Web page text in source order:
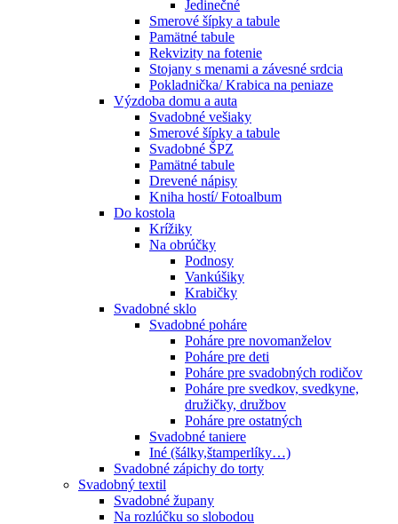
Jedinečné
Smerové šípky a tabule
Pamätné tabule
Rekvizity na fotenie
Stojany s menami a závesné srdcia
Pokladnička/ Krabica na peniaze
Výzdoba domu a auta
Svadobné vešiaky
Smerové šípky a tabule
Svadobné ŠPZ
Pamätné tabule
Drevené nápisy
Kniha hostí/ Fotoalbum
Do kostola
Krížiky
Na obrúčky
Podnosy
Vankúšiky
Krabičky
Svadobné sklo
Svadobné poháre
Poháre pre novomanželov
Poháre pre deti
Poháre pre svadobných rodičov
Poháre pre svedkov, svedkyne,
družičky, družbov
Poháre pre ostatných
Svadobné taniere
Iné (šálky,štamperlíky…)
Svadobné zápichy do torty
Svadobný textil
Svadobné župany
Na rozlúčku so slobodou